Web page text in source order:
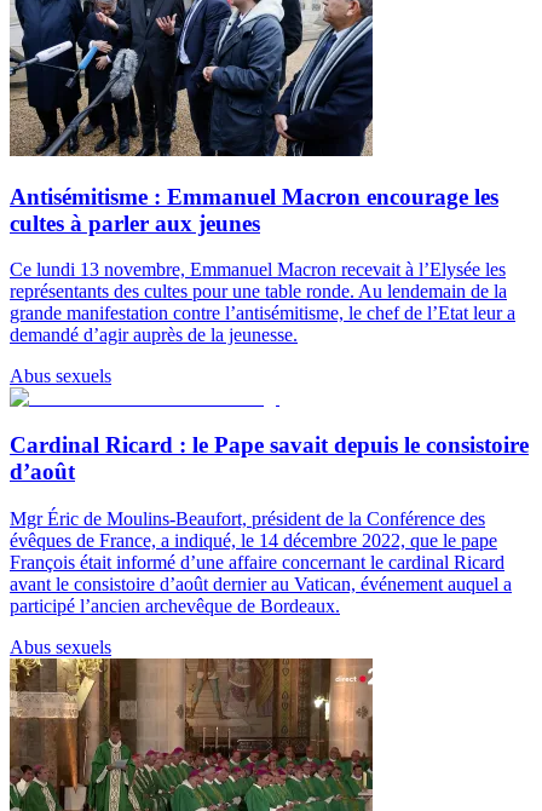
Antisémitisme : Emmanuel Macron encourage les
cultes à parler aux jeunes
Ce lundi 13 novembre, Emmanuel Macron recevait à l’Elysée les
représentants des cultes pour une table ronde. Au lendemain de la
grande manifestation contre l’antisémitisme, le chef de l’Etat leur a
demandé d’agir auprès de la jeunesse.
Abus sexuels
Cardinal Ricard : le Pape savait depuis le consistoire
d’août
Mgr Éric de Moulins-Beaufort, président de la Conférence des
évêques de France, a indiqué, le 14 décembre 2022, que le pape
François était informé d’une affaire concernant le cardinal Ricard
avant le consistoire d’août dernier au Vatican, événement auquel a
participé l’ancien archevêque de Bordeaux.
Abus sexuels